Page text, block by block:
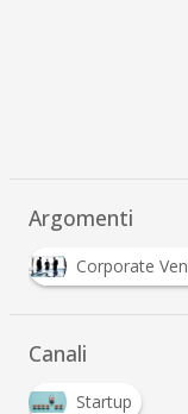
Argomenti
Venture Capital
Canali
Startup